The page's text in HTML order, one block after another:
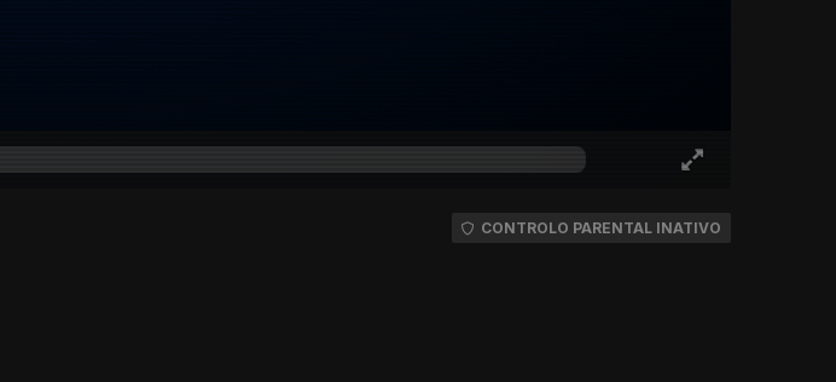
CONTROLO PARENTAL INATIVO